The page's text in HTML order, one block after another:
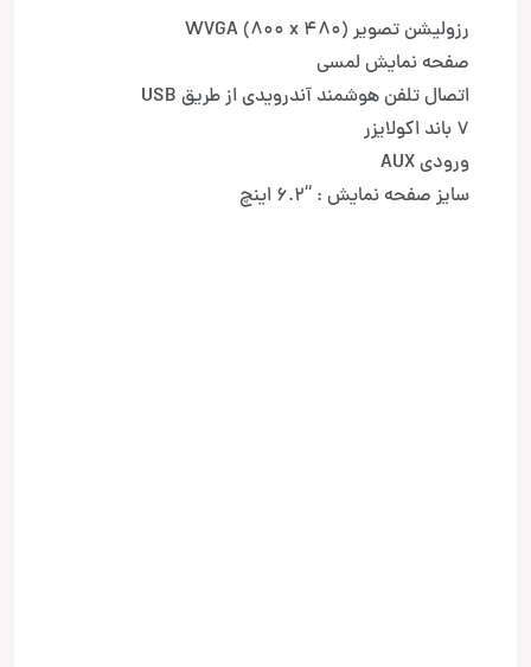
رزولیشن تصویر WVGA (800 x 480)
صفحه نمایش لمسی
اتصال تلفن هوشمند آندرویدی از طریق USB
7 باند اکولایزر
ورودی AUX
سایز صفحه نمایش : “6.2 اینچ